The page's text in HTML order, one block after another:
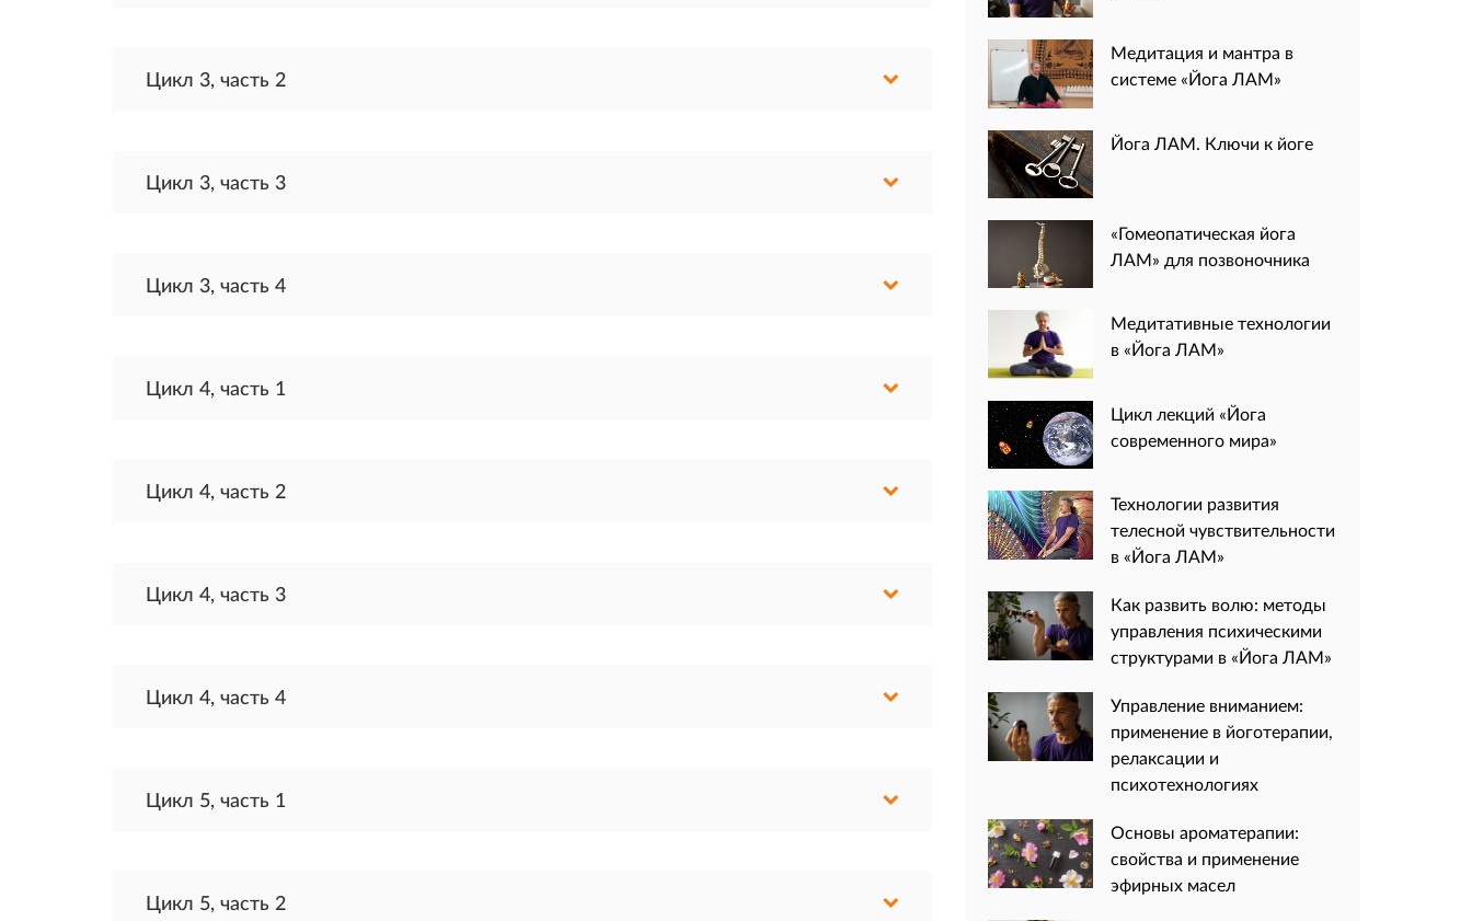
Цикл 3, часть 2
Цикл 3, часть 3
Цикл 3, часть 4
Цикл 4, часть 1
Цикл 4, часть 2
Цикл 4, часть 3
Цикл 4, часть 4
Цикл 5, часть 1
Цикл 5, часть 2
Медитация и мантра в
системе «Йога ЛАМ»
Йога ЛАМ. Ключи к йоге
«Гомеопатическая йога
ЛАМ» для позвоночника
Медитативные технологии
в «Йога ЛАМ»
Цикл лекций «Йога
современного мира»
Технологии развития
телесной чувствительности
в «Йога ЛАМ»
Как развить волю: методы
управления психическими
структурами в «Йога ЛАМ»
Управление вниманием:
применение в йоготерапии,
релаксации и
психотехнологиях
Основы ароматерапии:
свойства и применение
эфирных масел